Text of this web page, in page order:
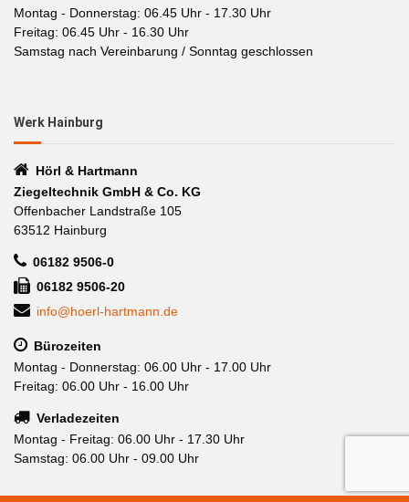
Montag - Donnerstag: 06.45 Uhr - 17.30 Uhr
Freitag: 06.45 Uhr - 16.30 Uhr
Samstag nach Vereinbarung / Sonntag geschlossen
Werk Hainburg
Hörl & Hartmann
Ziegeltechnik GmbH & Co. KG
Offenbacher Landstraße 105
63512 Hainburg
06182 9506-0
06182 9506-20
info@hoerl-hartmann.de
Bürozeiten
Montag - Donnerstag: 06.00 Uhr - 17.00 Uhr
Freitag: 06.00 Uhr - 16.00 Uhr
Verladezeiten
Montag - Freitag: 06.00 Uhr - 17.30 Uhr
Samstag: 06.00 Uhr - 09.00 Uhr